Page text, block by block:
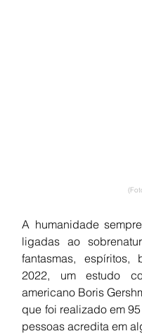
A humanidade
ligadas ao
fantasmas, espíritos,
2022, um estudo
americano Boris
que foi realizado em
pessoas acredita em